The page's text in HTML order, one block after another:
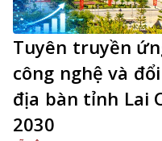
Tuyên truyền
công nghệ và
địa bàn tỉnh Lai
2030